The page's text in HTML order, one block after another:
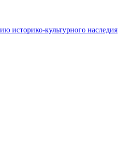
историко-культурного наследия